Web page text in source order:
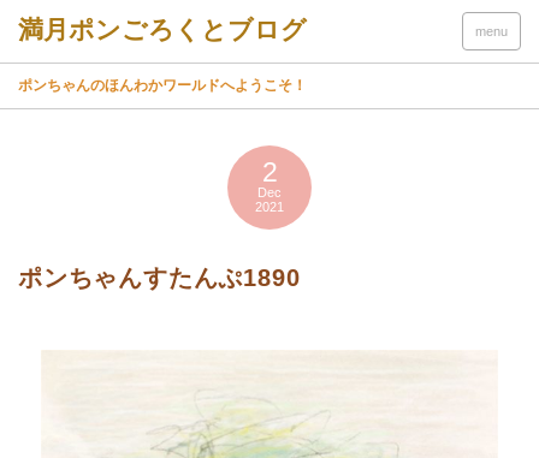
menu
ポンちゃんのほんわかワールドへようこそ！
2
Dec
2021
ポンちゃんすたんぷ1890